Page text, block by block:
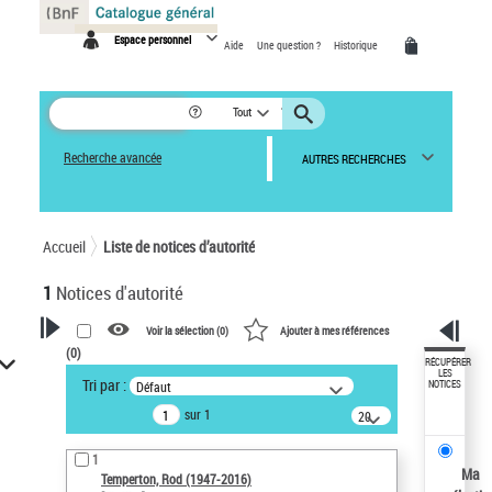
Espace personnel Aide Une question ? Historique
Tout
Recherche avancée AUTRES RECHERCHES
Accueil Liste de notices d’autorité
1 Notices d'autorité
VOTRE RECHERCHE
Recherche avancée dans les
notices d’autorité
Œuvres liées à l'auteur :
Temperton, Rod (1947-2016)
Voir la sélection (0) Ajouter à mes références
(0)
Tri par : Défaut
sur 1
20
résultats/page
1
Temperton, Rod (1947-2016)
RÉCUPÉRER
LES
NOTICES
Ma
Panneau de gestion des cookies